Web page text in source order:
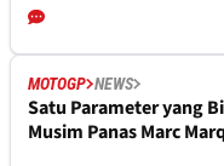
MOTOGP NEWS
Satu Parameter yang
Musim Panas Marc